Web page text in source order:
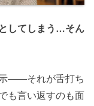
してしまう…そん
――それが舌打ち
も言い返すのも面